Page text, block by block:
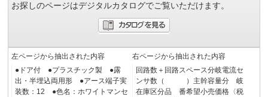
お探しのページはデジタルカタログでご覧いただけます。
左ページから抽出された内容
●ドア付 ●プラスチック製 ●露
出・半埋込両用形 ●アース端子実
装数：12 ●色名：ホワイトマンセ
右ページから抽出された内容
回路数＋回路スペース分岐電流セ
ンサ数（ ）主幹容量分 岐
在庫区分品 番希望小売価格〈税